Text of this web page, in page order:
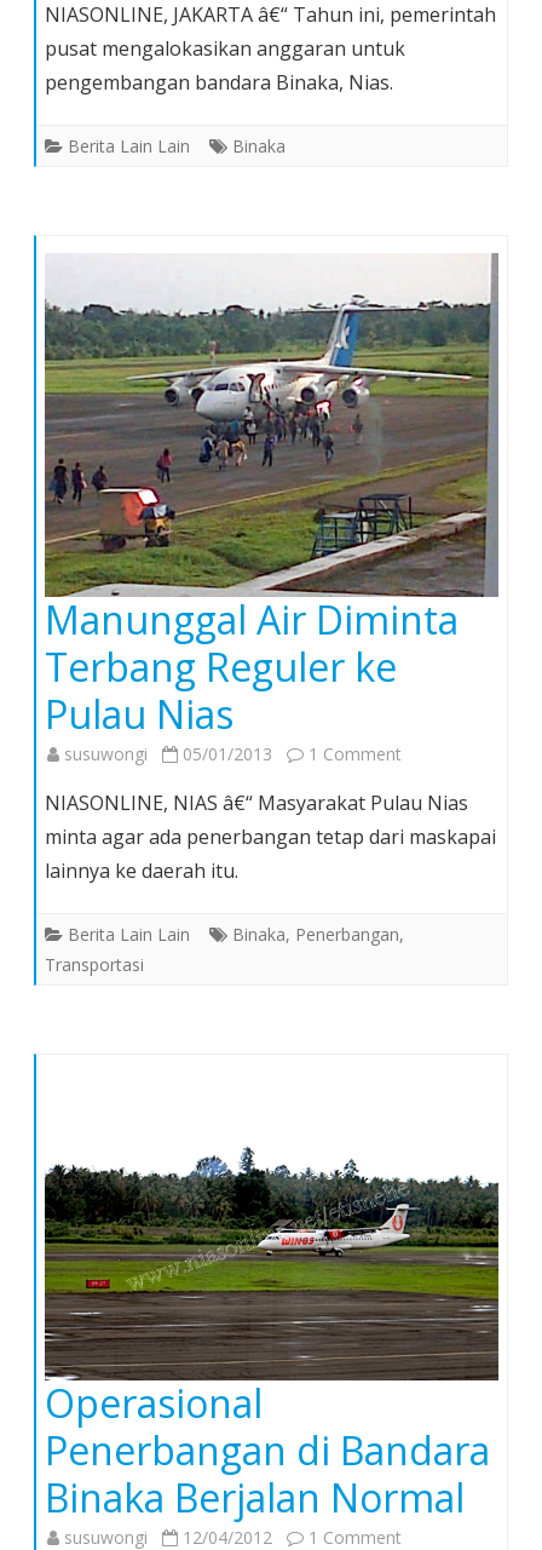
Ini,
NIASONLINE, JAKARTA â€“ Tahun ini, pemerintah
pusat mengalokasikan anggaran untuk
pengembangan bandara Binaka, Nias.
Berita Lain Lain Binaka
Manunggal Air Diminta
Terbang Reguler ke
Pulau Nias
susuwongi 05/01/2013 1 Comment
Air
Diminta
ke
NIASONLINE, NIAS â€“ Masyarakat Pulau Nias
minta agar ada penerbangan tetap dari maskapai
lainnya ke daerah itu.
Berita Lain Lain Binaka, Penerbangan,
Transportasi
Operasional
Penerbangan di Bandara
Binaka Berjalan Normal
susuwongi 12/04/2012 1 Comment